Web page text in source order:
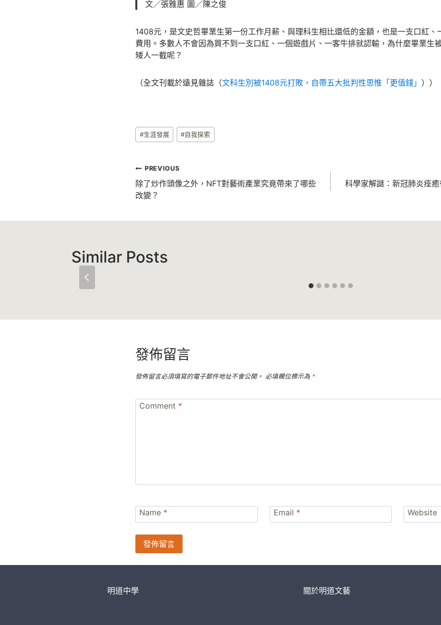
文／張雅惠 圖／陳之俊
1408元，是文史哲畢業生第一份工作月薪、與理科生相比還低的金額，也是一支口紅、
費用。多數人不會因為買不到一支口紅、一個遊戲片、一客牛排就認輸，為什麼畢業生
矮人一截呢？
（全文刊載於遠見雜誌（文科生別被1408元打敗，自帶五大批判性思惟「更值錢」 ））
Post
Tags:
#生涯發展 #自我探索
文
章
導
覽
PREVIOUS
除了炒作頭像之外，NFT對藝術產業究竟帶來了哪些
改變？
科學家解謎：新冠肺炎痊
Similar Posts
發佈留言
發佈留言必須填寫的電子郵件地址不會公開。 必填欄位標示為 *
Comment *
Name * Email * Website
明道中學 關於明道文藝